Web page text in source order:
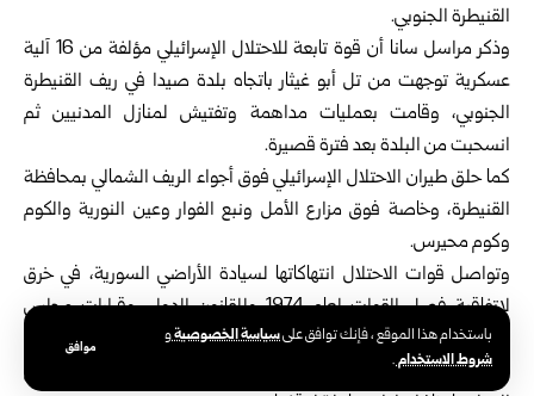
باستخدام هذا الموقع ، فإنك توافق علىسياسة الخصوصيةو
شروط الاستخدام.
موافق
القنيطرة الجنوبي.
وذكر مراسل سانا أن قوة تابعة للاحتلال الإسرائيلي مؤلفة من 16 آلية
عسكرية توجهت من تل أبو غيثار باتجاه بلدة صيدا في ريف القنيطرة
الجنوبي، وقامت بعمليات مداهمة وتفتيش لمنازل المدنيين ثم
انسحبت من البلدة بعد فترة قصيرة.
كما حلق طيران الاحتلال الإسرائيلي فوق أجواء الريف الشمالي بمحافظة
القنيطرة، وخاصة فوق مزارع الأمل ونبع الفوار وعين النورية والكوم
وكوم محيرس.
وتواصل قوات الاحتلال انتهاكاتها لسيادة الأراضي السورية، في خرق
لاتفاقية فصل القوات لعام 1974 وللقانون الدولي وقرارات مجلس
الأمن، حيث تنفذ بشكل متكرر اعتداءات وتوغلات برية في أرياف القنيطرة
ودرعا، وقد أدانت سوريا هذه الاعتداءات الإسرائيلية وطالبت المجتمع